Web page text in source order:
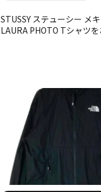
STUSSY ステューシー メ
LAURA PHOTO Tシャツ